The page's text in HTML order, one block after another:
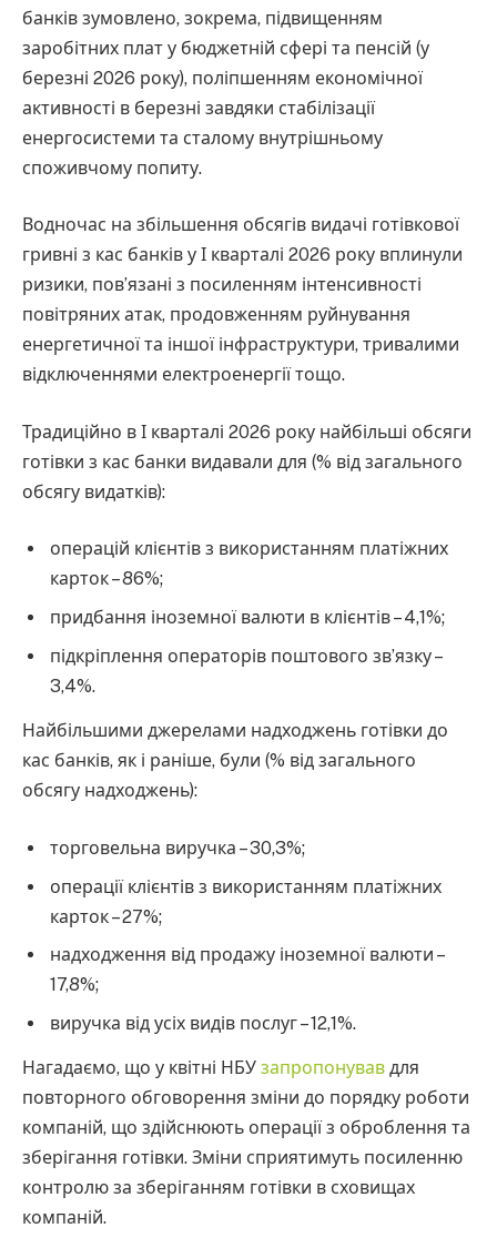
банків зумовлено, зокрема, підвищенням
заробітних плат у бюджетній сфері та пенсій (у
березні 2026 року), поліпшенням економічної
активності в березні завдяки стабілізації
енергосистеми та сталому внутрішньому
споживчому попиту.
Водночас на збільшення обсягів видачі готівкової
гривні з кас банків у І кварталі 2026 року вплинули
ризики, пов’язані з посиленням інтенсивності
повітряних атак, продовженням руйнування
енергетичної та іншої інфраструктури, тривалими
відключеннями електроенергії тощо.
Традиційно в І кварталі 2026 року найбільші обсяги
готівки з кас банки видавали для (% від загального
обсягу видатків):
операцій клієнтів з використанням платіжних
карток – 86%;
придбання іноземної валюти в клієнтів – 4,1%;
підкріплення операторів поштового зв’язку –
3,4%.
Найбільшими джерелами надходжень готівки до
кас банків, як і раніше, були (% від загального
обсягу надходжень):
торговельна виручка – 30,3%;
операції клієнтів з використанням платіжних
карток – 27%;
надходження від продажу іноземної валюти –
17,8%;
виручка від усіх видів послуг – 12,1%.
Нагадаємо, що у квітні НБУ запропонував для
повторного обговорення зміни до порядку роботи
компаній, що здійснюють операції з оброблення та
зберігання готівки. Зміни сприятимуть посиленню
контролю за зберіганням готівки в сховищах
компаній.